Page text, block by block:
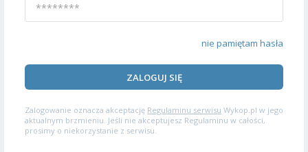
nie pamiętam hasła
ZALOGUJ SIĘ
Zalogowanie oznacza akceptację Regulaminu serwisu Wykop.pl w jego
aktualnym brzmieniu. Jeśli nie akceptujesz Regulaminu w całości,
prosimy o niekorzystanie z serwisu.